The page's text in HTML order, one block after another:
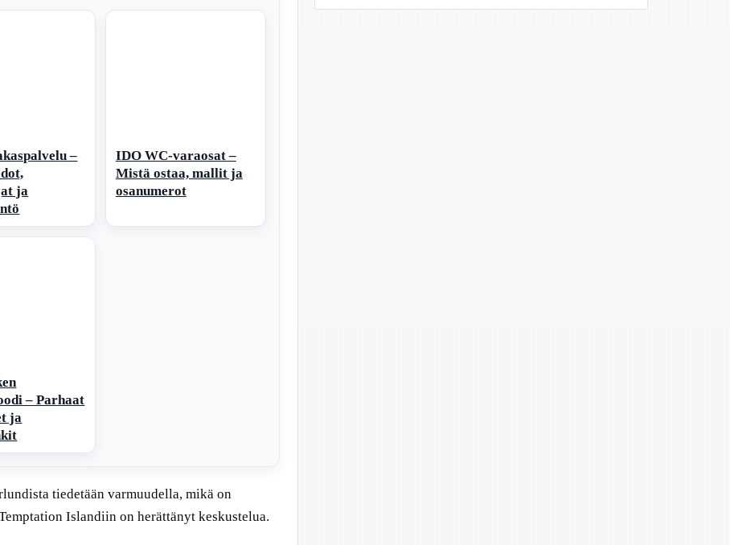
–
ja
IDO WC-varaosat –
Mistä ostaa, mallit ja
osanumerot
– Parhaat
ja
tiedetään varmuudella, mikä on
Islandiin on herättänyt keskustelua.